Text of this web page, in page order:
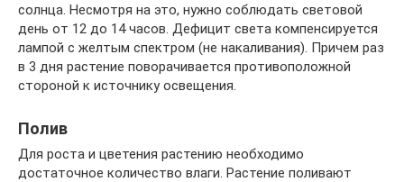
солнца. Несмотря на это, нужно соблюдать световой
день от 12 до 14 часов. Дефицит света компенсируется
лампой с желтым спектром (не накаливания). Причем раз
в 3 дня растение поворачивается противоположной
стороной к источнику освещения.
Полив
Для роста и цветения растению необходимо
достаточное количество влаги. Растение поливают